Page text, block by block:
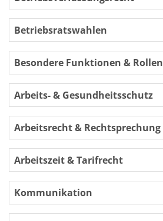
Betriebsratswahlen
Besondere Funktionen &
Arbeits- & Gesundheitsschutz
Arbeitsrecht & Rechtsprechung
Arbeitszeit & Tarifrecht
Kommunikation